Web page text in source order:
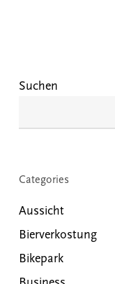
Suchen
Categories
Aussicht
Bierverkostung
Bikepark